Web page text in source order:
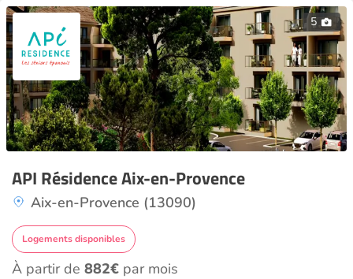
5
API Résidence Aix-en-Provence
Aix-en-Provence (13090)
Logements disponibles
À partir de 882€ par mois